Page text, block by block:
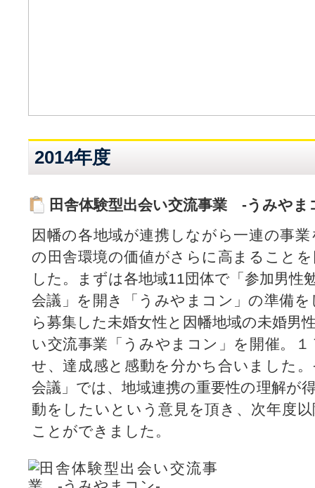
2014年度
田舎体験型出会い交流事業 -うみやま
因幡の各地域が連携しながら一連の事
の田舎環境の価値がさらに高まること
した。まずは各地域11団体で「参加男性
会議」を開き「うみやまコン」の準備
ら募集した未婚女性と因幡地域の未婚男
い交流事業「うみやまコン」を開催。
せ、達成感と感動を分かち合いました
会議」では、地域連携の重要性の理解が
動をしたいという意見を頂き、次年度
ことができました。